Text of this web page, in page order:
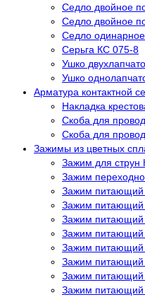
Седло двойное
Седло двойное
Седло
Серьга КС 075-8
Ушко
Ушко
Арматура контактной
Накладка
Скоба для
Скоба для
Зажимы из цветных
Зажим для струн
Зажим
Зажим питающий
Зажим
Зажим питающий
Зажим питающий
Зажим
Зажим питающий
Зажим питающий
Зажим